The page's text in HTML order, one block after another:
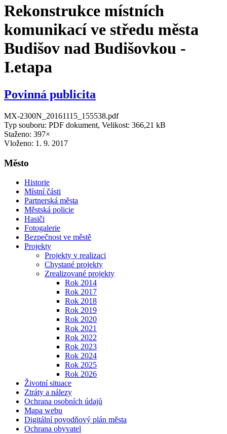
Rekonstrukce místních
komunikací ve středu města
Budišov nad Budišovkou -
I.etapa
Povinná publicita
MX-2300N_20161115_155538.pdf
Typ souboru: PDF dokument, Velikost: 366,21 kB
Staženo: 397×
Vloženo: 1. 9. 2017
Město
Historie
Místní části
Partnerská města
Městská policie
Hasiči
Fotogalerie
Bezpečnost ve městě
Projekty
Projekty v realizaci
Chystané projekty
Zrealizované projekty
Rok 2014
Rok 2017
Rok 2018
Rok 2019
Rok 2020
Rok 2021
Rok 2022
Rok 2023
Rok 2024
Rok 2025
Rok 2026
Životní situace
Ztráty a nálezy
Ochrana osobních údajů
Mapa webu
Digitální povodňový plán města
Ochrana obyvatel